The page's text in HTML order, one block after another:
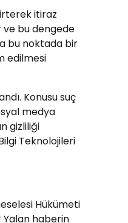
itiraz
ve bu dengede
bu noktada bir
edilmesi
Konusu suç
medya
gizliliği
Teknolojileri
Hükümeti
Yalan haberin